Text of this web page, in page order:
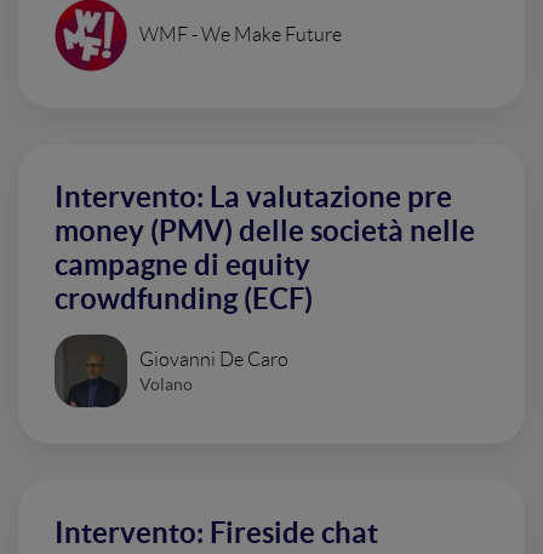
WMF - We Make Future
Intervento: La valutazione pre
money (PMV) delle società nelle
campagne di equity
crowdfunding (ECF)
Giovanni De Caro
Volano
Intervento: Fireside chat